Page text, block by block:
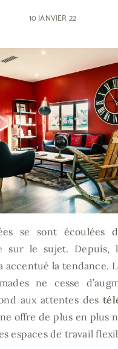
10 JANVIER 22
se sont écoulées
sur le sujet. Depuis,
accentué la tendance.
ne cesse
aux attentes des
offre de plus en plus
espaces de travail